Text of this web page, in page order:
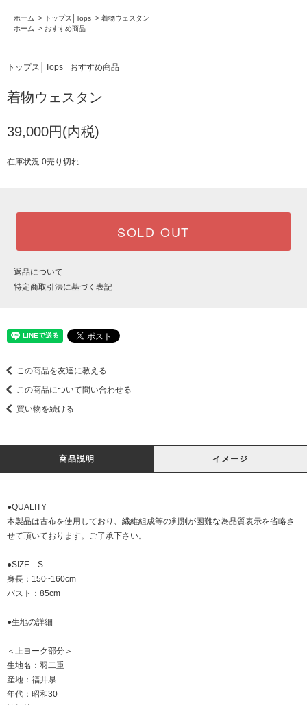
ホーム > トップス│Tops > 着物ウェスタン
ホーム
> おすすめ商品
トップス│Tops おすすめ商品
着物ウェスタン
39,000円(内税)
在庫状況 0売り切れ
SOLD OUT
返品について
特定商取引法に基づく表記
この商品を友達に教える
この商品について問い合わせる
買い物を続ける
商品説明 イメージ
●QUALITY
本製品は古布を使用しており、繊維組成等の判別が困難な為品質表示を省略さ
せて頂いております。ご了承下さい。
●SIZE S
身長：150~160cm
バスト：85cm
●生地の詳細
＜上ヨーク部分＞
生地名：羽二重
産地：福井県
年代：昭和30